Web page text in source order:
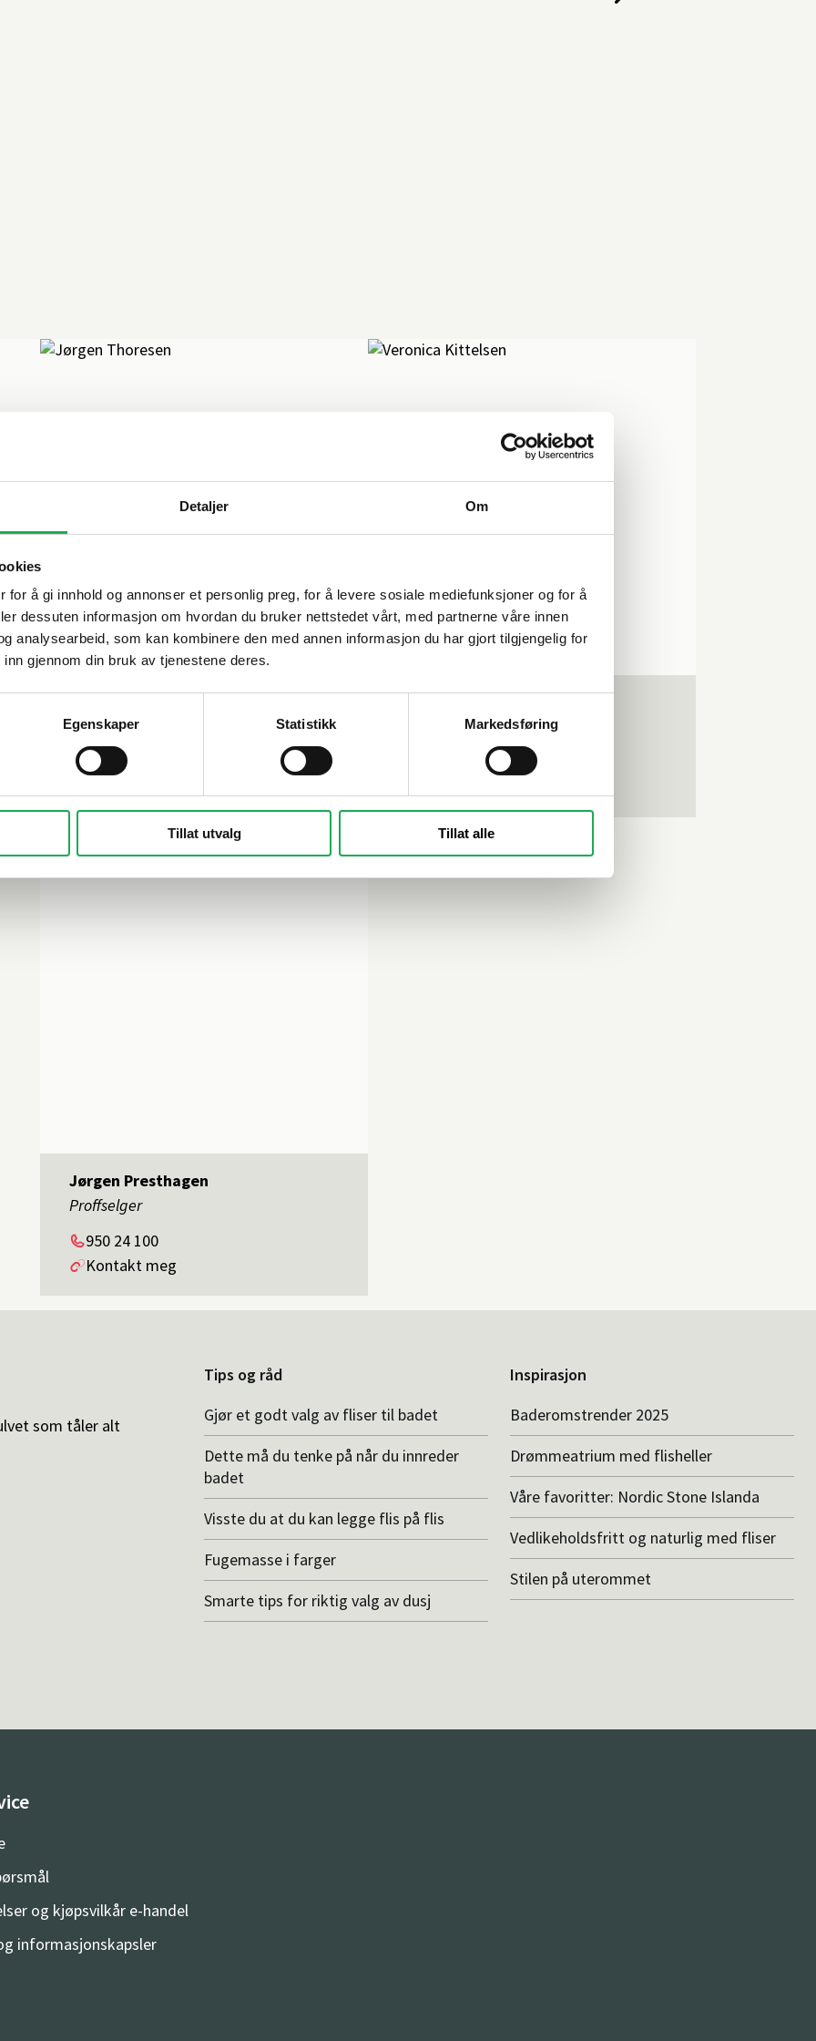
Detaljer Om
for å gi innhold og annonser et personlig preg, for å levere sosiale mediefunksjoner og for å
dessuten informasjon om hvordan du bruker nettstedet vårt, med partnerne våre innen
analysearbeid, som kan kombinere den med annen informasjon du har gjort tilgjengelig for
gjennom din bruk av tjenestene deres.
Egenskaper Statistikk Markedsføring
Tillat utvalg Tillat alle
Selger
Telefon
977 27 100
455 05 795
Jørgen Presthagen
Proffselger
Telefon
950 24 100
Kontakt meg
som tåler alt
Tips og råd
Gjør et godt valg av fliser til badet
Dette må du tenke på når du innreder
badet
Visste du at du kan legge flis på flis
Fugemasse i farger
Smarte tips for riktig valg av dusj
Inspirasjon
Baderomstrender 2025
Drømmeatrium med flisheller
Våre favoritter: Nordic Stone Islanda
Vedlikeholdsfritt og naturlig med fliser
Stilen på uterommet
og kjøpsvilkår e-handel
informasjonskapsler